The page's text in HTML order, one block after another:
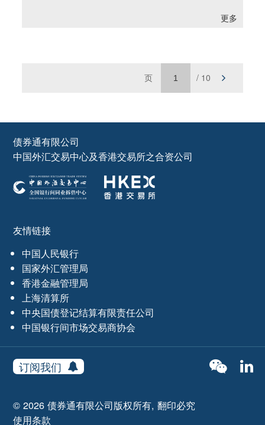
更多
页 / 10
债券通有限公司
中国外汇交易中心及香港交易所之合资公司
友情链接
中国人民银行
国家外汇管理局
香港金融管理局
上海清算所
中央国债登记结算有限责任公司
中国银行间市场交易商协会
订阅我们
© 2026 债券通有限公司版权所有, 翻印必究
使用条款